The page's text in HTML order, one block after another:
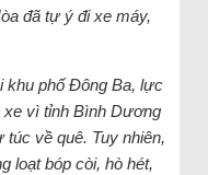
đã tự ý đi xe máy,
khu phố Đông Ba, lực
vì tỉnh Bình Dương
về quê. Tuy nhiên,
loạt bóp còi, hò hét,